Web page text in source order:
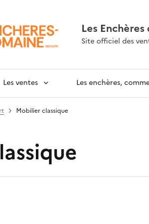
Les
Site officiel des
Les ventes Les enchères,
Mobilier classique